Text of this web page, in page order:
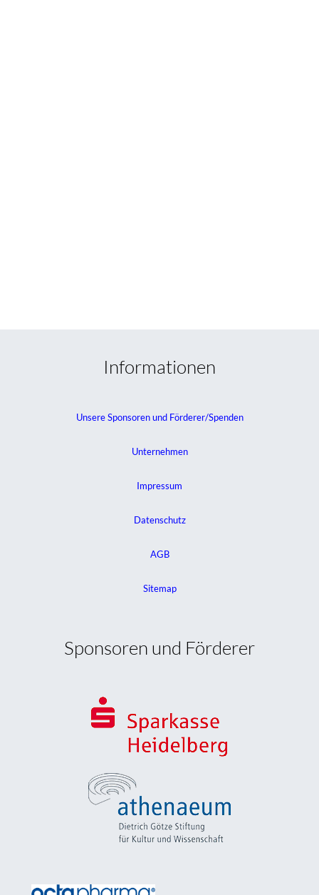
Informationen
Unsere Sponsoren und Förderer/Spenden
Unternehmen
Impressum
Datenschutz
AGB
Sitemap
Sponsoren und Förderer